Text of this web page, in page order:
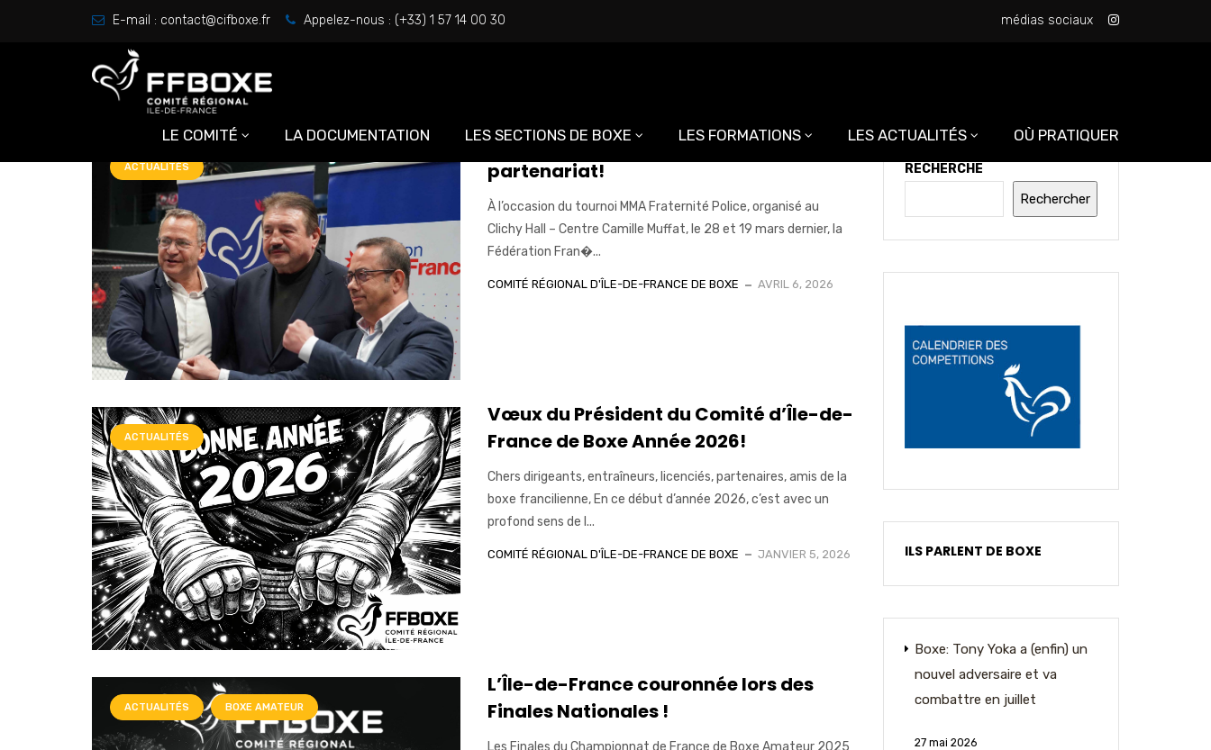
E-mail : contact@cifboxe.fr Appelez-nous : (+33) 1 57 14 00 30 médias sociaux
LE COMITÉ LA DOCUMENTATION LES SECTIONS DE BOXE LES FORMATIONS LES ACTUALITÉS OÙ PRATIQUER
Tag Archives: Mouloud Bouziane
Home
ACTUALITÉS
La région IDF et la FFboxe signent un
partenariat!
À l’occasion du tournoi MMA Fraternité Police, organisé au
Clichy Hall – Centre Camille Muffat, le 28 et 19 mars dernier, la
Fédération Fran�...
COMITÉ RÉGIONAL D'ÎLE-DE-FRANCE DE BOXE AVRIL 6, 2026
ACTUALITÉS
Vœux du Président du Comité d’Île-de-
France de Boxe Année 2026!
Chers dirigeants, entraîneurs, licenciés, partenaires, amis de la
boxe francilienne, En ce début d’année 2026, c’est avec un
profond sens de l...
COMITÉ RÉGIONAL D'ÎLE-DE-FRANCE DE BOXE JANVIER 5, 2026
ACTUALITÉS BOXE AMATEUR
L’Île-de-France couronnée lors des
Finales Nationales !
Les Finales du Championnat de France de Boxe Amateur 2025
RECHERCHE
Rechercher
ILS PARLENT DE BOXE
Boxe: Tony Yoka a (enfin) un
nouvel adversaire et va
combattre en juillet
27 mai 2026